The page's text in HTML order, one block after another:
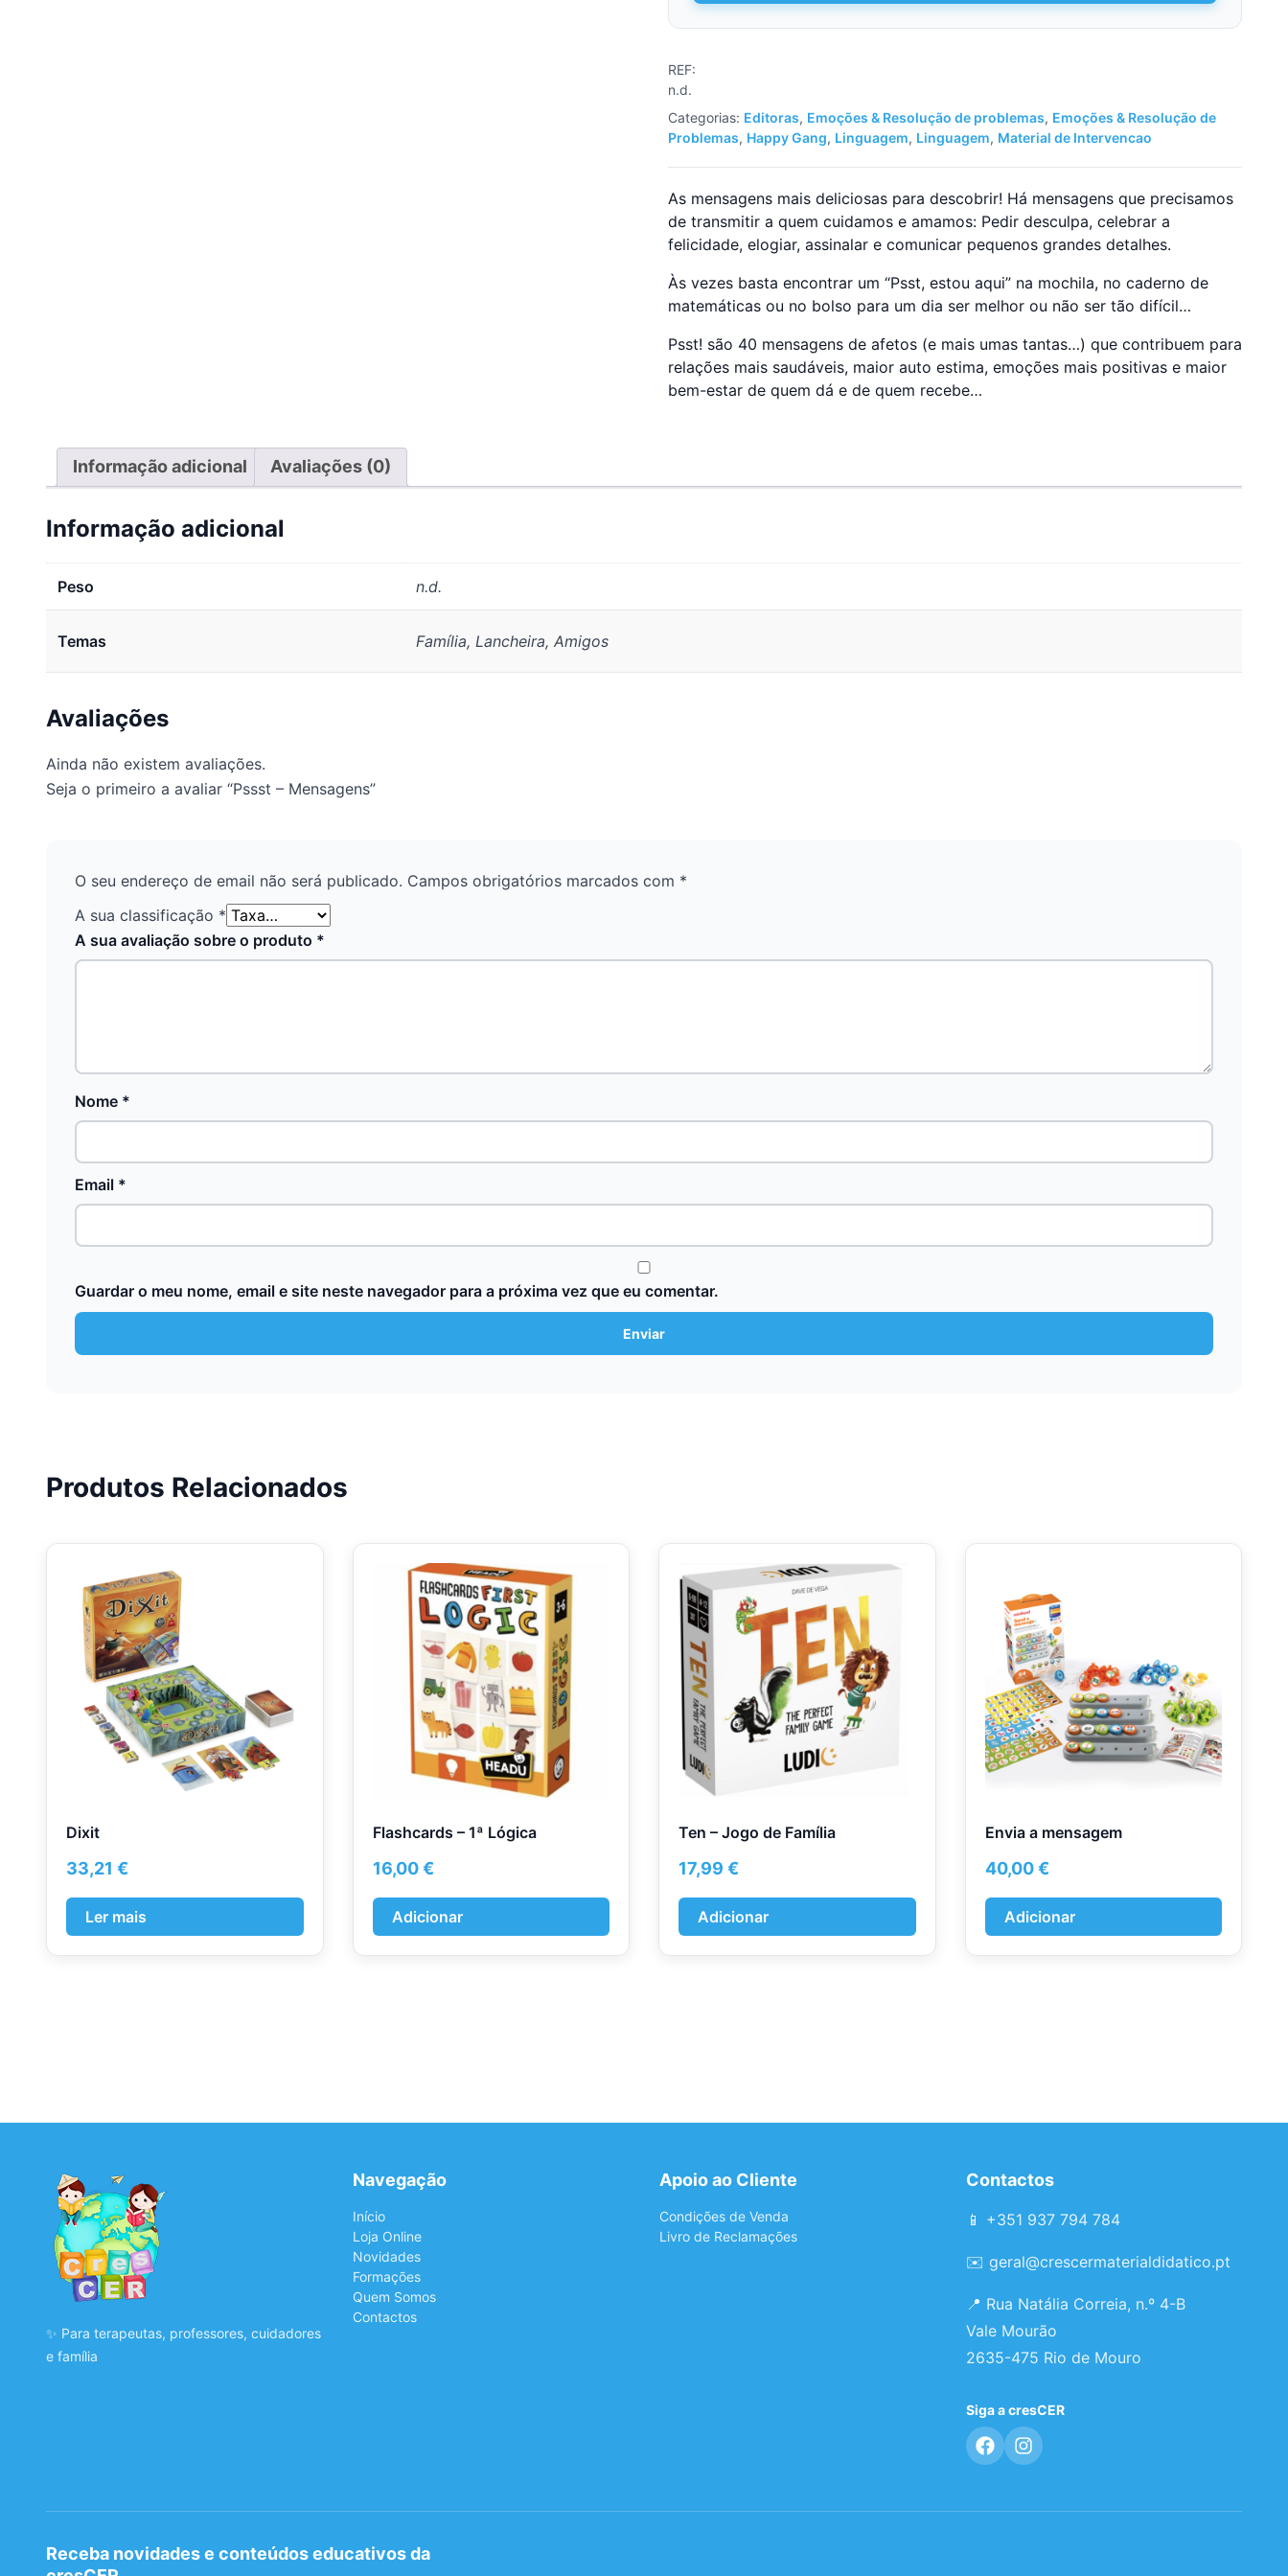
REF:
n.d.
Categorias: Editoras, Emoções & Resolução de problemas, Emoções & Resolução de
Problemas, Happy Gang, Linguagem, Linguagem, Material de Intervencao
As mensagens mais deliciosas para descobrir! Há mensagens que precisamos
de transmitir a quem cuidamos e amamos: Pedir desculpa, celebrar a
felicidade, elogiar, assinalar e comunicar pequenos grandes detalhes.
Às vezes basta encontrar um “Psst, estou aqui” na mochila, no caderno de
matemáticas ou no bolso para um dia ser melhor ou não ser tão difícil…
Psst! são 40 mensagens de afetos (e mais umas tantas…) que contribuem para
relações mais saudáveis, maior auto estima, emoções mais positivas e maior
bem-estar de quem dá e de quem recebe…
Informação adicional Avaliações (0)
Informação adicional
Peso n.d.
Temas Família, Lancheira, Amigos
Avaliações
Ainda não existem avaliações.
Seja o primeiro a avaliar “Pssst – Mensagens”
O seu endereço de email não será publicado. Campos obrigatórios marcados com *
A sua classificação *
A sua avaliação sobre o produto *
Nome *
Email *
Guardar o meu nome, email e site neste navegador para a próxima vez que eu comentar.
Produtos Relacionados
Dixit
33,21 €
Ler mais
Flashcards – 1ª Lógica
16,00€
Adicionar
Ten – Jogo de Família
17,99 €
Adicionar
Envia a mensagem
40,00€
Adicionar
✨ Para terapeutas, professores, cuidadores
e família
Navegação
Início
Loja Online
Novidades
Formações
Quem Somos
Contactos
Apoio ao Cliente
Condições de Venda
Livro de Reclamações
Contactos
📱 +351 937 794 784
✉️ geral@crescermaterialdidatico.pt
📍 Rua Natália Correia, n.º 4-B
Vale Mourão
2635-475 Rio de Mouro
Siga a cresCER
Receba novidades e conteúdos educativos da